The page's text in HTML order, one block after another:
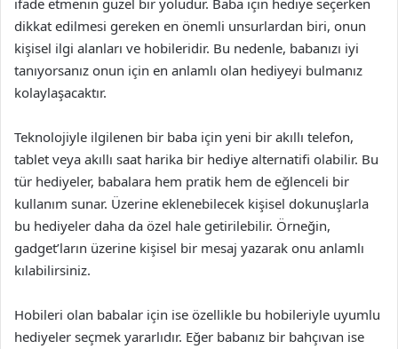
ifade etmenin güzel bir yoludur. Baba için hediye seçerken
dikkat edilmesi gereken en önemli unsurlardan biri, onun
kişisel ilgi alanları ve hobileridir. Bu nedenle, babanızı iyi
tanıyorsanız onun için en anlamlı olan hediyeyi bulmanız
kolaylaşacaktır.
Teknolojiyle ilgilenen bir baba için yeni bir akıllı telefon,
tablet veya akıllı saat harika bir hediye alternatifi olabilir. Bu
tür hediyeler, babalara hem pratik hem de eğlenceli bir
kullanım sunar. Üzerine eklenebilecek kişisel dokunuşlarla
bu hediyeler daha da özel hale getirilebilir. Örneğin,
gadget’ların üzerine kişisel bir mesaj yazarak onu anlamlı
kılabilirsiniz.
Hobileri olan babalar için ise özellikle bu hobileriyle uyumlu
hediyeler seçmek yararlıdır. Eğer babanız bir bahçıvan ise